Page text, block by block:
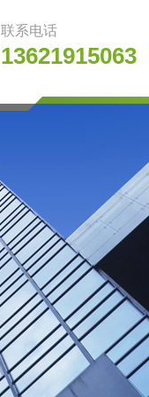
联系电话
13621915063